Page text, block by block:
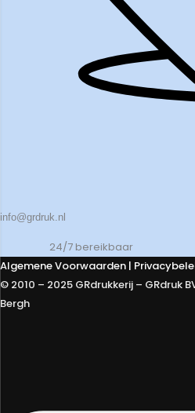
info@grdruk.nl
24/7 bereikbaar
Algemene Voorwaarden |
© 2010 – 2025 GRdrukkerij – GRdruk
Bergh